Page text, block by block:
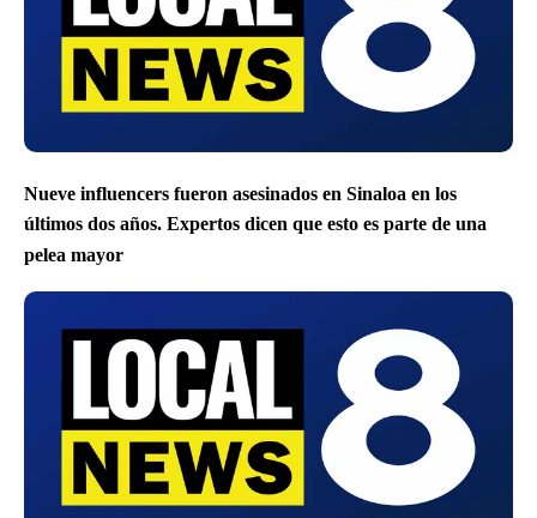
Nueve influencers fueron asesinados en Sinaloa en los
últimos dos años. Expertos dicen que esto es parte de una
pelea mayor